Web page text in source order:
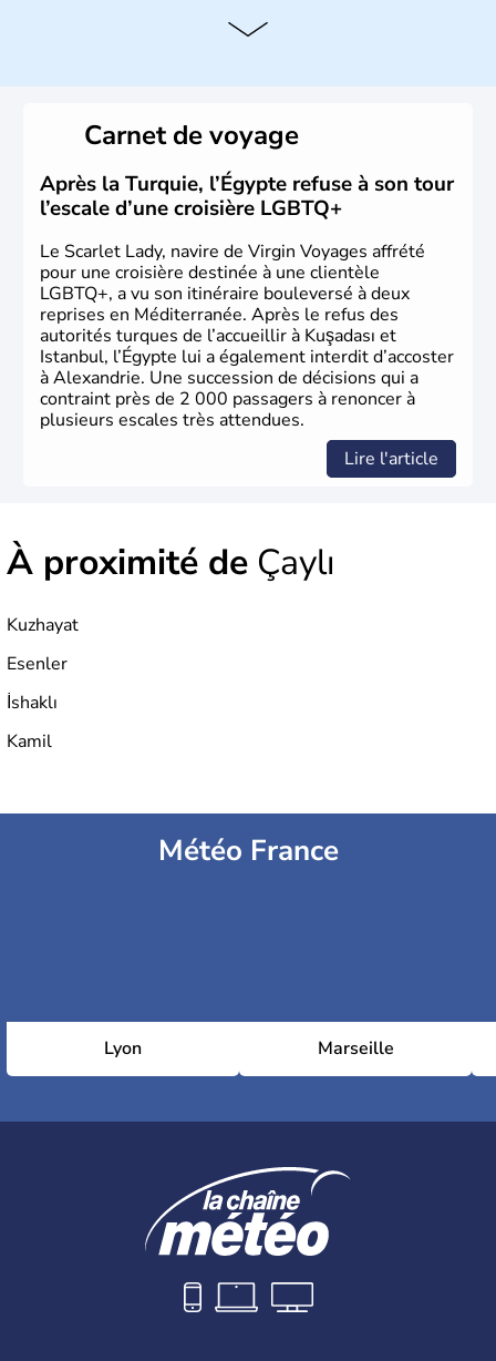
Histoire et administration
qui constitueront en 1299 les fondations de l'Empire
ottoman. Après avoir rattaché l'Anatolie et la Thrace
orientale au territoire turc, la République est proclamée
le 29 octobre 1923. Ankara remplace alors Istanbul au
titre de capitale du pays.
Carnet de voyage
Après la Turquie, l’Égypte refuse à son tour
l’escale d’une croisière LGBTQ+
Le Scarlet Lady, navire de Virgin Voyages affrété
pour une croisière destinée à une clientèle
LGBTQ+, a vu son itinéraire bouleversé à deux
reprises en Méditerranée. Après le refus des
autorités turques de l’accueillir à Kuşadası et
Istanbul, l’Égypte lui a également interdit d’accoster
à Alexandrie. Une succession de décisions qui a
contraint près de 2 000 passagers à renoncer à
plusieurs escales très attendues.
Lire l'article
À proximité de Çaylı
Kuzhayat
Esenler
İshaklı
Kamil
Météo France
Lyon Marseille